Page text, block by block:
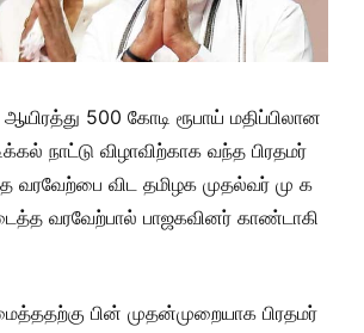
500 கோடி ரூபாய் மதிப்பிலான
நாட்டு விழாவிற்காக வந்த பிரதமர்
வரவேற்பை விட தமிழக முதல்வர் மு க
வரவேற்பால் பாஜகவினர் காண்டாகி
பின் முதன்முறையாக பிரதமர்